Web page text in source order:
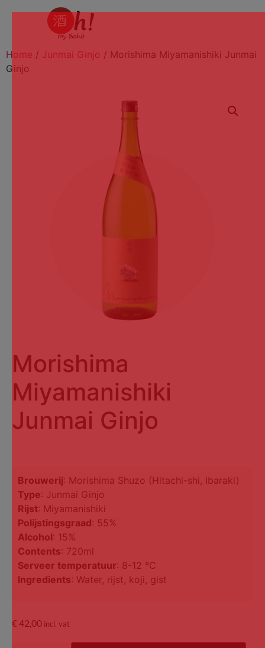
Home / Junmai Ginjo / Morishima Miyamanishiki Junmai
Ginjo
Morishima
Miyamanishiki
Junmai Ginjo
Brouwerij: Morishima Shuzo (Hitachi-shi, Ibaraki)
Type: Junmai Ginjo
Rijst: Miyamanishiki
Polijstingsgraad: 55%
Alcohol: 15%
Contents: 720ml
Serveer temperatuur: 8-12 °C
Ingredients: Water, rijst, koji, gist
€42,00 incl. vat